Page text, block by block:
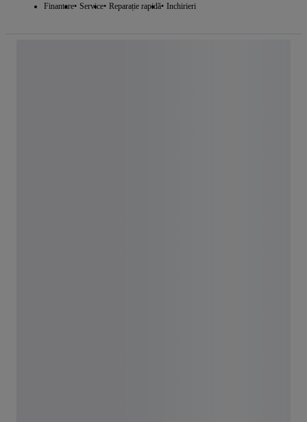
Finantare Service Reparație rapidă Inchirieri